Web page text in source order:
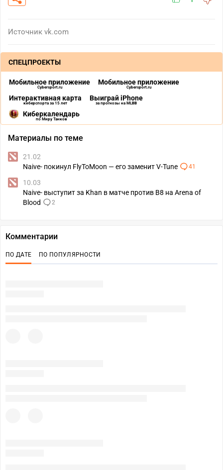
Источник vk.com
СПЕЦПРОЕКТЫ
Мобильное приложение
Cybersport.ru
Мобильное приложение
Cybersport.ru
Интерактивная карта
киберспорта за 15 лет
Выиграй iPhone
за прогнозы на MLBB
Киберкалендарь
по Миру Танков
Материалы по теме
21.02
Naive- покинул FlyToMoon — его заменит V-Tune
41
10.03
Naive- выступит за Khan в матче против B8 на Arena of
Blood
2
Комментарии
ПО ДАТЕ ПО ПОПУЛЯРНОСТИ